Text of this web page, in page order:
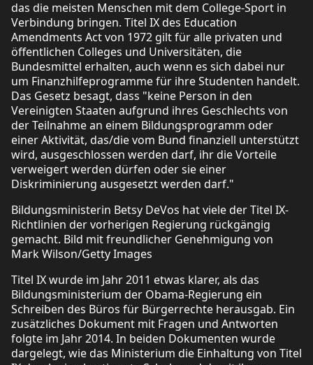
das die meisten Menschen mit dem College-Sport in
Verbindung bringen. Titel IX des Education
Amendments Act von 1972 gilt für alle privaten und
öffentlichen Colleges und Universitäten, die
Bundesmittel erhalten, auch wenn es sich dabei nur
um Finanzhilfeprogramme für ihre Studenten handelt.
Das Gesetz besagt, dass "keine Person in den
Vereinigten Staaten aufgrund ihres Geschlechts von
der Teilnahme an einem Bildungsprogramm oder
einer Aktivität, das/die vom Bund finanziell unterstützt
wird, ausgeschlossen werden darf, ihr die Vorteile
verweigert werden dürfen oder sie einer
Diskriminierung ausgesetzt werden darf."
Bildungsministerin Betsy DeVos hat viele der Titel IX-
Richtlinien der vorherigen Regierung rückgängig
gemacht. Bild mit freundlicher Genehmigung von
Mark Wilson/Getty Images
Titel IX wurde im Jahr 2011 etwas klarer, als das
Bildungsministerium der Obama-Regierung ein
Schreiben des Büros für Bürgerrechte herausgab. Ein
zusätzliches Dokument mit Fragen und Antworten
folgte im Jahr 2014. In beiden Dokumenten wurde
dargelegt, wie das Ministerium die Einhaltung von Titel